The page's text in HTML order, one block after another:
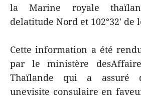
la Marine royale
delatitude Nord et 102°32' de
Cette information a été
par le ministère
Thaïlande qui a assuré
unevisite consulaire en